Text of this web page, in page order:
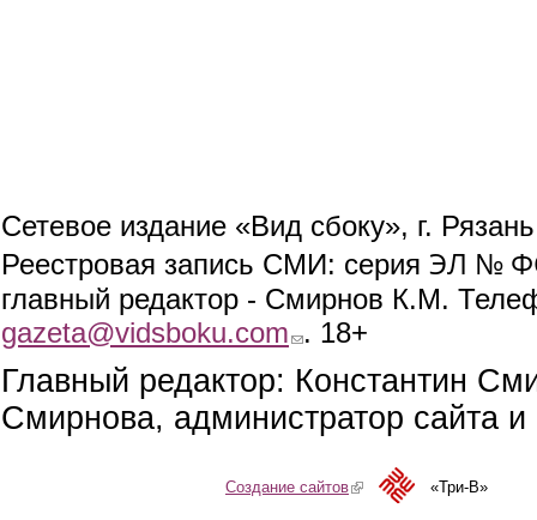
Сетевое издание «Вид сбоку», г.
Реестровая запись СМИ: серия ЭЛ №
главный редактор - Смирнов К.М.
gazeta@vidsboku.com (link sends e-mail)
. 18+
Главный редактор: Константин
Смирнова, администратор сайта
Создание сайтов(link is external)«Три-В»